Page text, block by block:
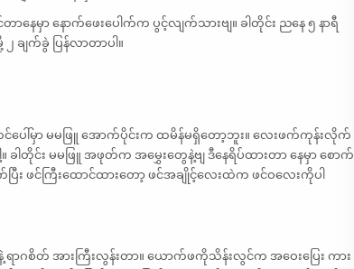
နေမှာ နောက်ဖေးပေါက်က ပွင့်လျက်သားဗျ။ ခါတိုင်း ညနေ ၅ နာရီ
ျက်ခွဲ ပြန်လာတာပါ။
ပေါ်မှာ မမဖြူ အောက်ပိုင်းက ထမိန်မရှိတော့ဘူး။ လေးဖက်ကုန်းလိုက်
ါတိုင်း မမဖြူ အဖုတ်က အမွှေးတွေနဲ့ဗျ ဒီနေရိပ်ထားတာ နေမှာ စောက်
ြီး ဖင်ကြီးထောင်ထားတော့ ဖင်အချိုင့်လေးထဲက ဖင်ဝလေးကိုပါ
ာဂစိတ် အားကြီးလွန်းတာ။ ယောက်ဖကိုသိန်းလွင်က အဝေးပြေး ကား